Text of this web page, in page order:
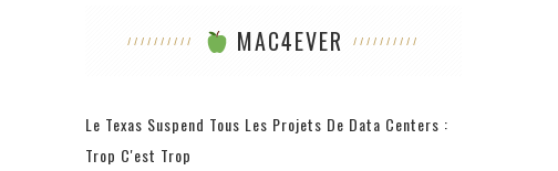
MAC4EVER
Le Texas Suspend Tous Les Projets De Data Centers :
Trop C'est Trop